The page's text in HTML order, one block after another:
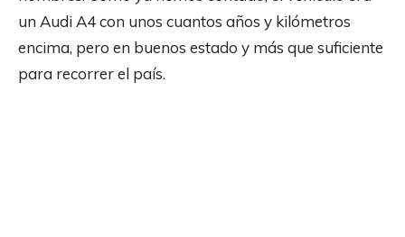
un Audi A4 con unos cuantos años y kilómetros
encima, pero en buenos estado y más que suficiente
para recorrer el país.